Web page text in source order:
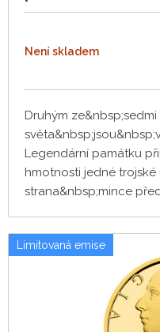
Není skladem
Druhým
Legendární památku
hmotnosti jedné trojské
strana&nbsp;mince
Limitovaná emise